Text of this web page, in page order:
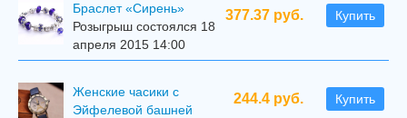
377.37 руб. Купить
Браслет «Сирень»
Розыгрыш состоялся 18
апреля 2015 14:00
244.4 руб. Купить
Женские часики с
Эйфелевой башней